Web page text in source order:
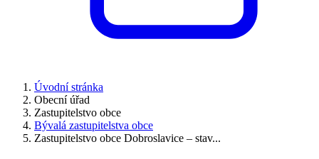
Úvodní stránka
Obecní úřad
Zastupitelstvo obce
Bývalá zastupitelstva obce
Zastupitelstvo obce Dobroslavice – stav...